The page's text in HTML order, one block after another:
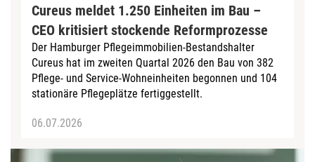
Cureus meldet 1.250 Einheiten im Bau –
CEO kritisiert stockende Reformprozesse
Der Hamburger Pflegeimmobilien-Bestandshalter
Cureus hat im zweiten Quartal 2026 den Bau von 382
Pflege- und Service-Wohneinheiten begonnen und 104
stationäre Pflegeplätze fertiggestellt.
06.07.2026